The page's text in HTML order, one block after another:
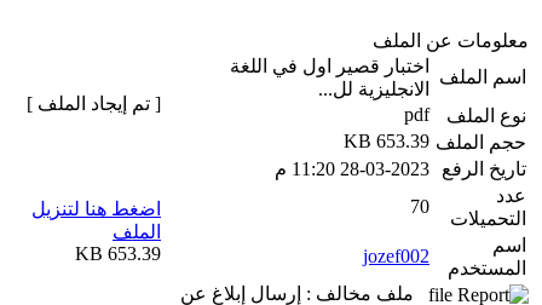
معلومات عن الملف
اسم الملف
اختبار قصير اول في اللغة
الانجليزية لل...
نوع الملف
pdf
حجم الملف 653.39 KB
تاريخ الرفع
28-03-2023 11:20 م
عدد
التحميلات
70
اسم
المستخدم
jozef002
ملف مخالف : إرسال إبلاغ عن
[ تم إيجاد الملف ]
اضغط هنا لتنزيل
الملف
653.39 KB